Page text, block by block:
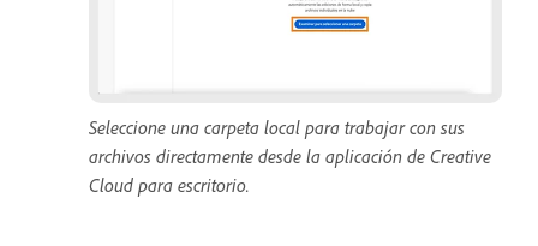
Seleccione una carpeta local para trabajar con sus
archivos directamente desde la aplicación de Creative
Cloud para escritorio.